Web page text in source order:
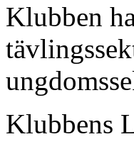
Klubben
Klubbens